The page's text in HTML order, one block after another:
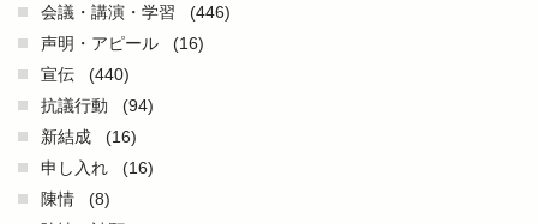
会議・講演・学習
(446)
声明・アピール
(16)
宣伝
(440)
抗議行動
(94)
新結成
(16)
申し入れ
(16)
陳情
(8)